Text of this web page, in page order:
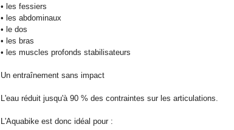
• les fessiers
• les abdominaux
• le dos
• les bras
• les muscles profonds stabilisateurs
Un entraînement sans impact
L'eau réduit jusqu'à 90 % des contraintes sur les articulations.
L'Aquabike est donc idéal pour :